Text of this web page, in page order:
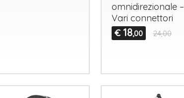
omnidirezionale –
Vari connettori
€ 18,00 24,00